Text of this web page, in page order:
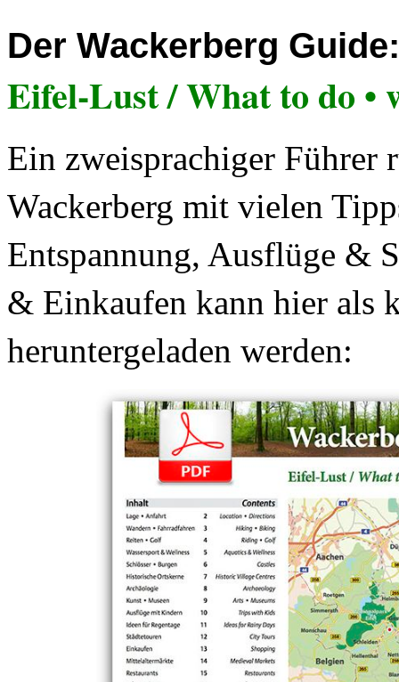
Der Wackerberg Guide:
Eifel-Lust / What to do •
Ein zweisprachiger Führer
Wackerberg mit vielen
Entspannung, Ausflüge &
& Einkaufen kann hier als
heruntergeladen werden: